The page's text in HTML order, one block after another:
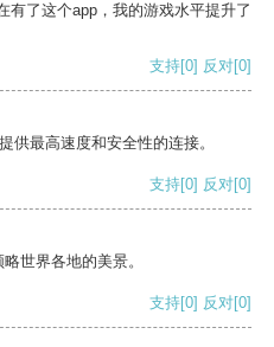
有了这个app，我的游戏水平提升了
支持[0] 反对[0]
供最高速度和安全性的连接。
支持[0] 反对[0]
世界各地的美景。
支持[0] 反对[0]